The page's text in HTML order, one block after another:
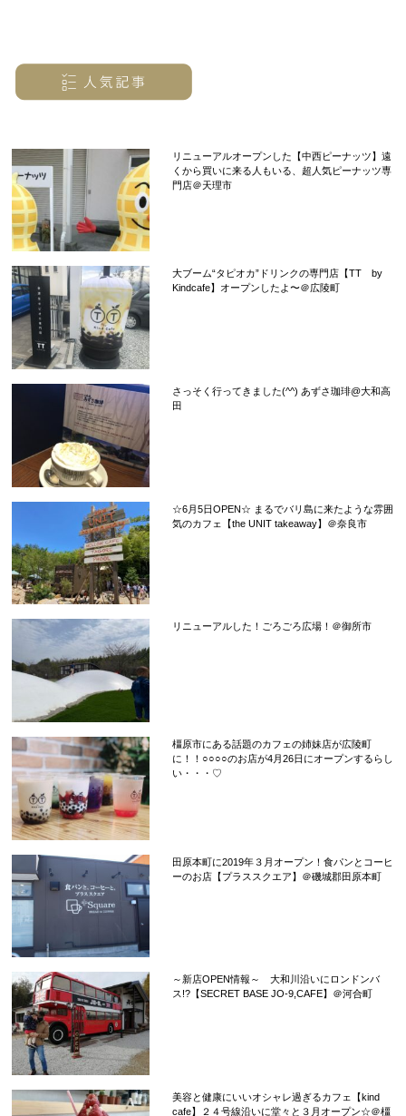
リニューアルオープンした【中西ピーナッツ】遠
くから買いに来る人もいる、超人気ピーナッツ専
門店＠天理市
大ブーム“タピオカ”ドリンクの専門店【TT by
Kindcafe】オープンしたよ〜＠広陵町
さっそく行ってきました(^^) あずさ珈琲@大和高
田
☆6月5日OPEN☆ まるでバリ島に来たような雰囲
気のカフェ【the UNIT takeaway】＠奈良市
リニューアルした！ごろごろ広場！＠御所市
橿原市にある話題のカフェの姉妹店が広陵町
に！！○○○○のお店が4月26日にオープンするらし
い・・・♡
田原本町に2019年３月オープン！食パンとコーヒ
ーのお店【プラススクエア】＠磯城郡田原本町
～新店OPEN情報～ 大和川沿いにロンドンバ
ス!?【SECRET BASE JO-9,CAFE】＠河合町
美容と健康にいいオシャレ過ぎるカフェ【kind
cafe】２４号線沿いに堂々と３月オープン☆＠橿